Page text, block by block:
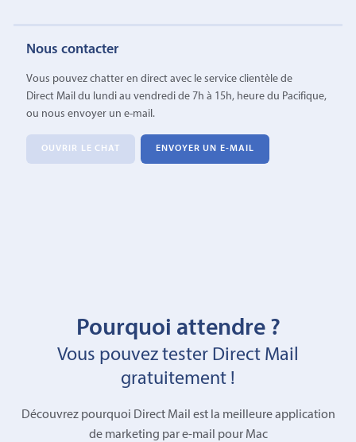
Nous contacter
Vous pouvez chatter en direct avec le service clientèle de
Direct Mail du lundi au vendredi de 7h à 15h, heure du Pacifique,
ou nous envoyer un e-mail.
OUVRIR LE CHAT ENVOYER UN E-MAIL
Pourquoi attendre ?
Vous pouvez tester Direct Mail
gratuitement !
Découvrez pourquoi Direct Mail est la meilleure application
de marketing par e-mail pour Mac